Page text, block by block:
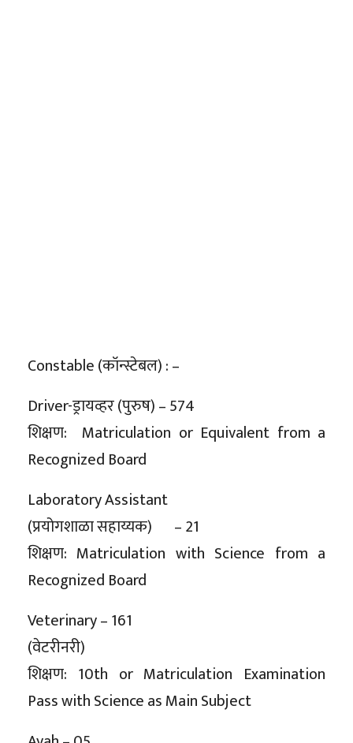
Constable (कॉन्स्टेबल) : –
Driver-ड्रायव्हर (पुरुष) – 574
शिक्षण: Matriculation or Equivalent from a
Recognized Board
Laboratory Assistant
(प्रयोगशाळा सहाय्यक) – 21
शिक्षण: Matriculation with Science from a
Recognized Board
Veterinary – 161
(वेटरीनरी)
शिक्षण: 10th or Matriculation Examination
Pass with Science as Main Subject